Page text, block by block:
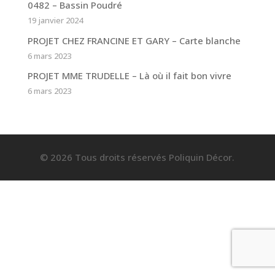
0482 – Bassin Poudré
19 janvier 2024
PROJET CHEZ FRANCINE ET GARY – Carte blanche
6 mars 2023
PROJET MME TRUDELLE – Là où il fait bon vivre
6 mars 2023
© 2026 Tous droits réservés Poliquin Décor.